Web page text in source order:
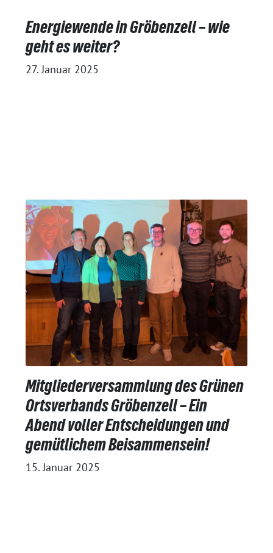
Energiewende in Gröbenzell – wie
geht es weiter?
27. Januar 2025
Mitgliederversammlung des Grünen
Ortsverbands Gröbenzell – Ein
Abend voller Entscheidungen und
gemütlichem Beisammensein!
15. Januar 2025